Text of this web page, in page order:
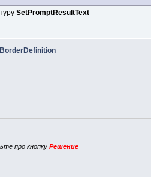
SetPromptResultText
про кнопкуРешение